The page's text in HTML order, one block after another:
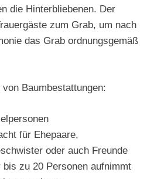
die Hinterbliebenen. Der
zum Grab, um nach
das Grab ordnungsgemäß
Baumbestattungen:
für Ehepaare,
oder auch Freunde
bis zu 20 Personen aufnimmt